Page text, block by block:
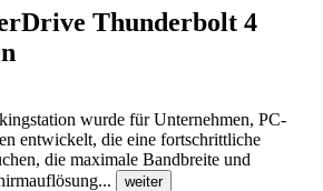
Thunderbolt 4
wurde für Unternehmen, PC-
entwickelt, die eine fortschrittliche
die maximale Bandbreite und
weiter